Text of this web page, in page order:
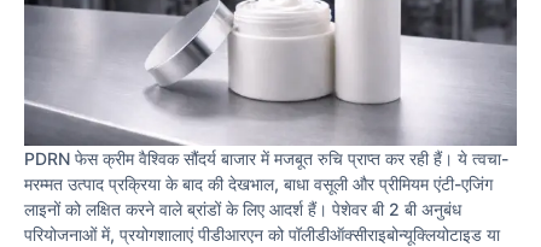
PDRN फेस क्रीम वैश्विक सौंदर्य बाजार में मजबूत रुचि प्राप्त कर रही हैं। ये त्वचा-
मरम्मत उत्पाद प्रक्रिया के बाद की देखभाल, बाधा वसूली और प्रीमियम एंटी-एजिंग
लाइनों को लक्षित करने वाले ब्रांडों के लिए आदर्श हैं। पेशेवर बी 2 बी अनुबंध
परियोजनाओं में, प्रयोगशालाएं पीडीआरएन को पॉलीडीऑक्सीराइबोन्यूक्लियोटाइड या